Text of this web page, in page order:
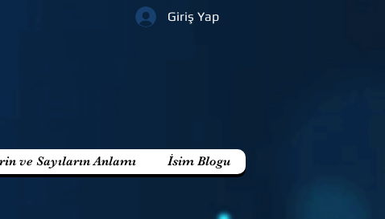
Giriş Yap
ve Sayıların Anlamı İsim Blogu